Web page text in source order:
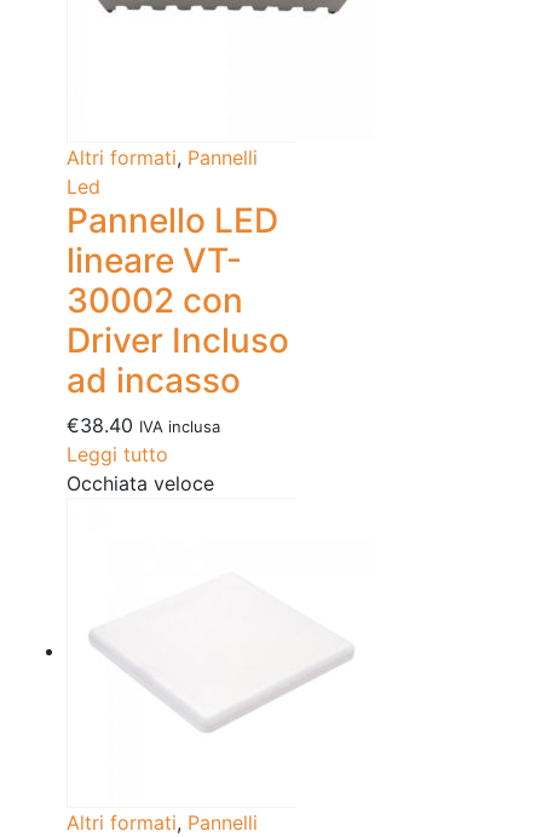
Altri formati, Pannelli
Led
Pannello LED
lineare VT-
30002 con
Driver Incluso
ad incasso
€38.40 IVA inclusa
Leggi tutto
Occhiata veloce
Altri formati, Pannelli